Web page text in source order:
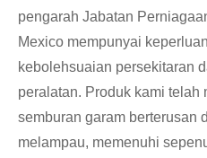
pengarah Jabatan
Mexico mempunyai
kebolehsuaian persekitaran
peralatan. Produk kami telah
semburan garam berterusan
melampau, memenuhi